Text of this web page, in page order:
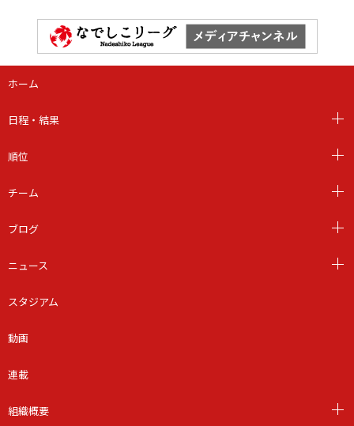
ホーム
日程・結果
順位
チーム
ブログ
ニュース
スタジアム
動画
連載
組織概要